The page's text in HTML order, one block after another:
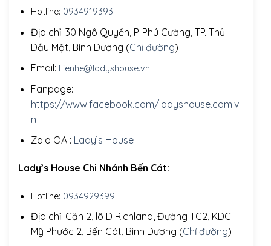
Hotline: 0934919393
Địa chỉ: 30 Ngô Quyền, P. Phú Cường, TP. Thủ
Dầu Một, Bình Dương (Chỉ đường)
Email: Lienhe@ladyshouse.vn
Fanpage:
https://www.facebook.com/ladyshouse.com.v
n
Zalo OA : Lady’s House
Lady’s House Chi Nhánh Bến Cát:
Hotline: 0934929399
Địa chỉ: Căn 2, lô D Richland, Đường TC2, KDC
Mỹ Phước 2, Bến Cát, Bình Dương (Chỉ đường)